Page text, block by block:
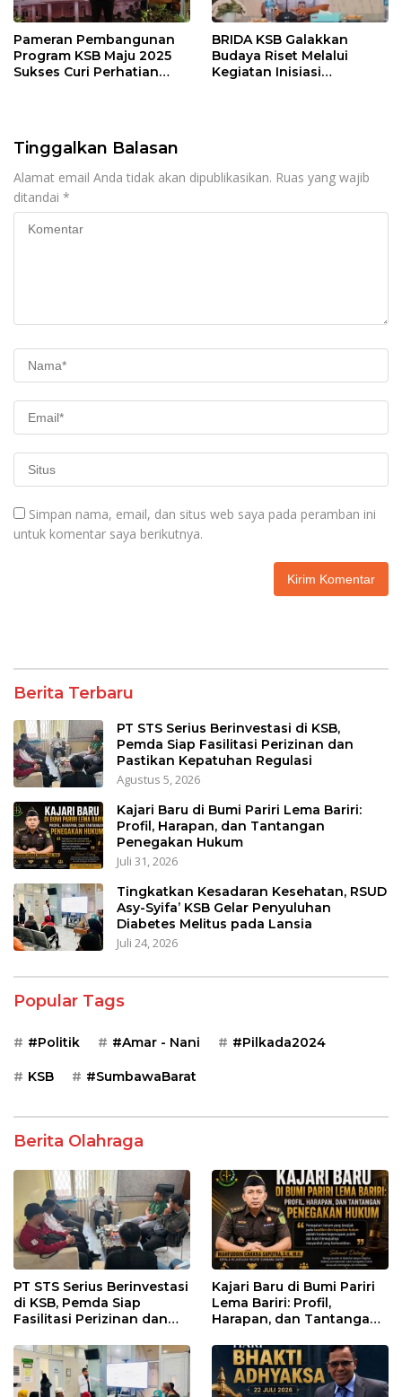
Pameran Pembangunan
Program KSB Maju 2025
Sukses Curi Perhatian
BRIDA KSB Galakkan
Budaya Riset Melalui
Kegiatan Inisiasi
Tinggalkan Balasan
Alamat email Anda tidak akan dipublikasikan. Ruas yang wajib
ditandai *
Simpan nama, email, dan situs web saya pada peramban ini
untuk komentar saya berikutnya.
Berita Terbaru
PT STS Serius Berinvestasi di KSB,
Pemda Siap Fasilitasi Perizinan dan
Pastikan Kepatuhan Regulasi
Agustus 5, 2026
Kajari Baru di Bumi Pariri Lema Bariri:
Profil, Harapan, dan Tantangan
Penegakan Hukum
Juli 31, 2026
Tingkatkan Kesadaran Kesehatan, RSUD
Asy-Syifa’ KSB Gelar Penyuluhan
Diabetes Melitus pada Lansia
Juli 24, 2026
Popular Tags
#Politik #Amar - Nani #Pilkada2024
KSB #SumbawaBarat
Berita Olahraga
PT STS Serius Berinvestasi
di KSB, Pemda Siap
Fasilitasi Perizinan dan
Regulasi
Kajari Baru di Bumi Pariri
Lema Bariri: Profil,
Harapan, dan Tantangan